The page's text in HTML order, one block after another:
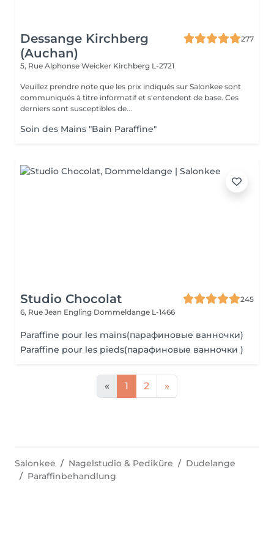
Dessange Kirchberg
(Auchan)
277
5, Rue Alphonse Weicker Kirchberg L-2721
Veuillez prendre note que les prix indiqués sur Salonkee sont
communiqués à titre informatif et s'entendent de base. Ces
derniers sont susceptibles de...
Soin des Mains "Bain Paraffine"
Studio Chocolat
245
6, Rue Jean Engling Dommeldange L-1466
Paraffine pour les mains(парафиновые ванночки)
Paraffine pour les pieds(парафиновые ванночки )
« 1 2 »
Salonkee Nagelstudio & Pediküre
Dudelange
Paraffinbehandlung